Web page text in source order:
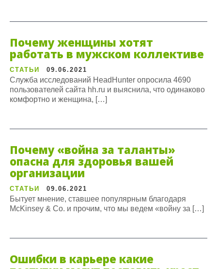
Почему женщины хотят
работать в мужском коллективе
СТАТЬИ 09.06.2021
Служба исследований HeadHunter опросила 4690
пользователей сайта hh.ru и выяснила, что одинаково
комфортно и женщина, […]
Почему «война за таланты»
опасна для здоровья вашей
организации
СТАТЬИ 09.06.2021
Бытует мнение, ставшее популярным благодаря
McKinsey & Co. и прочим, что мы ведем «войну за […]
Ошибки в карьере какие